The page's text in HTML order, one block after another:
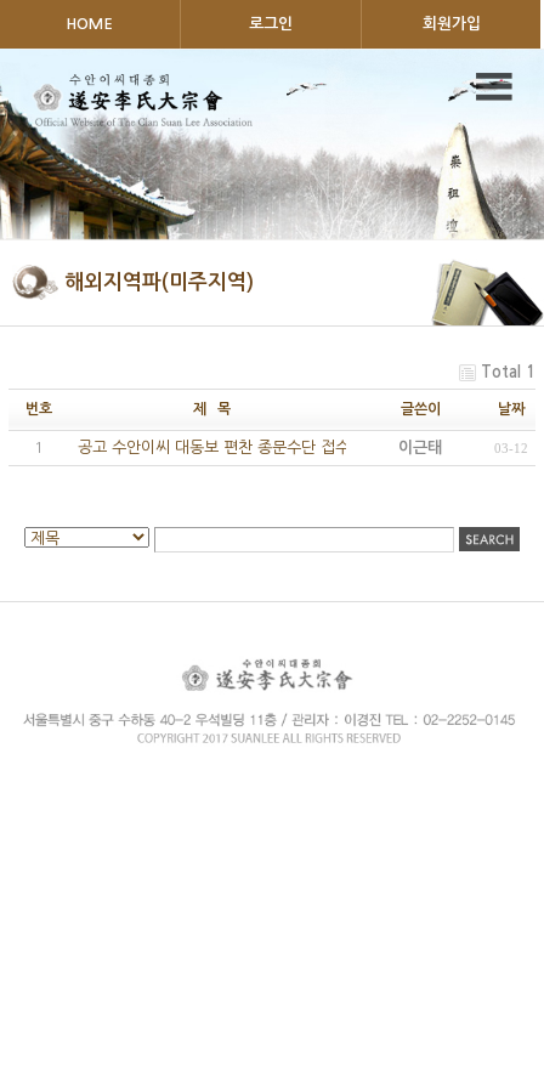
HOME 로그인 회원가입
해외지역파(미주지역)
Total 1
번호 제 목 글쓴이 날짜
1 공고 수안이씨 대동보 편찬 종문수단 접수 이근태 03-12